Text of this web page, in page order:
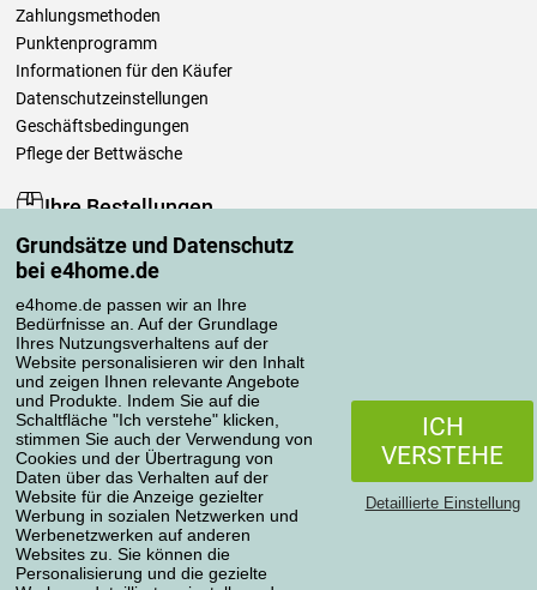
Grundsätze und Datenschutz
bei e4home.de
e4home.de passen wir an Ihre
Bedürfnisse an. Auf der Grundlage
Ihres Nutzungsverhaltens auf der
Website personalisieren wir den Inhalt
und zeigen Ihnen relevante Angebote
und Produkte. Indem Sie auf die
Schaltfläche "Ich verstehe" klicken,
stimmen Sie auch der Verwendung von
Cookies und der Übertragung von
Daten über das Verhalten auf der
Website für die Anzeige gezielter
Werbung in sozialen Netzwerken und
Werbenetzwerken auf anderen
Websites zu. Sie können die
Personalisierung und die gezielte
ICH
VERSTEHE
Detaillierte Einstellung
Zahlungsmethoden
Punktenprogramm
Informationen für den Käufer
Datenschutzeinstellungen
Geschäftsbedingungen
Pflege der Bettwäsche
Ihre Bestellungen
Mein Konto
Bestellübersicht
Reklamationen
Widerrufsbelehrung
Einfach mehr wissen
Richtlinien zur Verarbeitung von Bewertungen
Transportarten
Zahlungsmethoden